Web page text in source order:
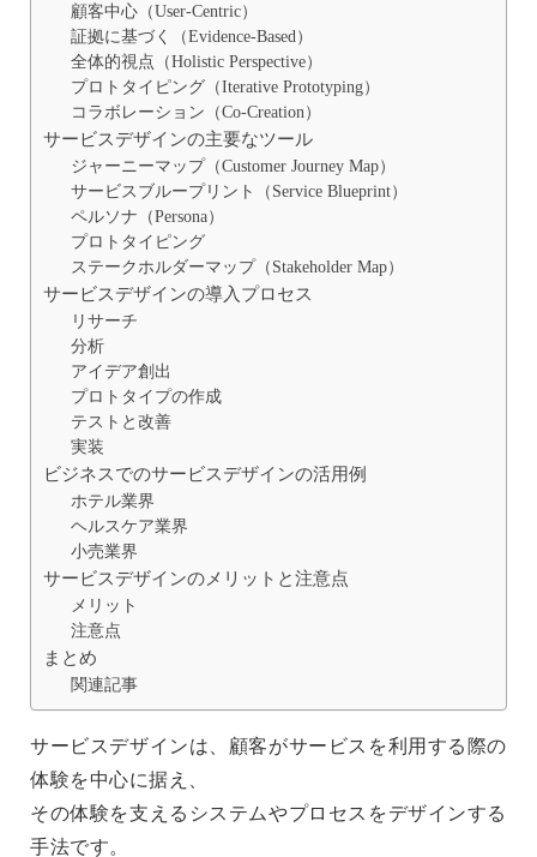
顧客中心（User-Centric）
証拠に基づく（Evidence-Based）
全体的視点（Holistic Perspective）
プロトタイピング（Iterative Prototyping）
コラボレーション（Co-Creation）
サービスデザインの主要なツール
ジャーニーマップ（Customer Journey Map）
サービスブループリント（Service Blueprint）
ペルソナ（Persona）
プロトタイピング
ステークホルダーマップ（Stakeholder Map）
サービスデザインの導入プロセス
リサーチ
分析
アイデア創出
プロトタイプの作成
テストと改善
実装
ビジネスでのサービスデザインの活用例
ホテル業界
ヘルスケア業界
小売業界
サービスデザインのメリットと注意点
メリット
注意点
まとめ
関連記事
サービスデザインは、顧客がサービスを利用する際の
体験を中心に据え、
その体験を支えるシステムやプロセスをデザインする
手法です。